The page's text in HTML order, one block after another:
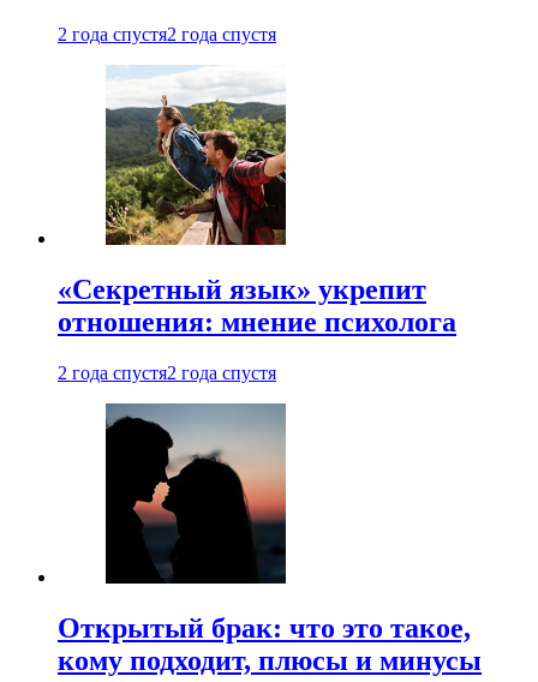
2 года спустя2 года спустя
«Секретный язык» укрепит
отношения: мнение психолога
2 года спустя2 года спустя
Открытый брак: что это такое,
кому подходит, плюсы и минусы